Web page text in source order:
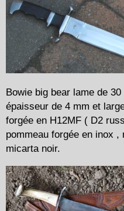
Bowie big bear lame de 30
épaisseur de 4 mm et
forgée en H12MF ( D2
pommeau forgée en inox ,
micarta noir.